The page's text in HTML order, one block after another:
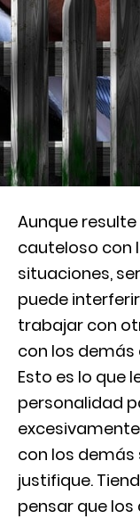
Aunque
cauteloso con
situaciones,
puede
trabajar con
con los
Esto es lo que
personalidad
con los demás
justifique.
pensar que